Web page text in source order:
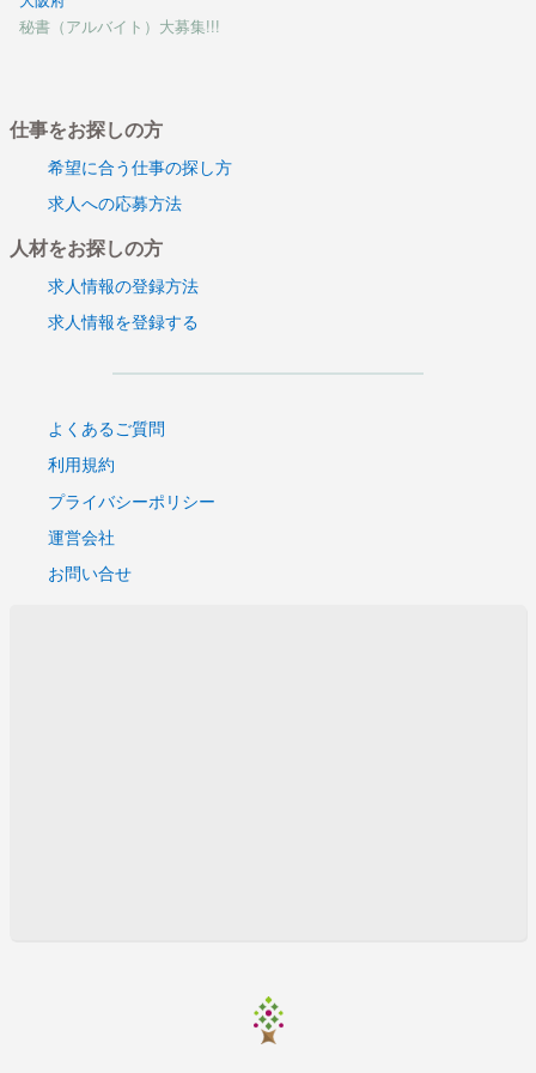
秘書（アルバイト）大募集!!!
仕事をお探しの方
希望に合う仕事の探し方
求人への応募方法
人材をお探しの方
求人情報の登録方法
求人情報を登録する
よくあるご質問
利用規約
プライバシーポリシー
運営会社
お問い合せ